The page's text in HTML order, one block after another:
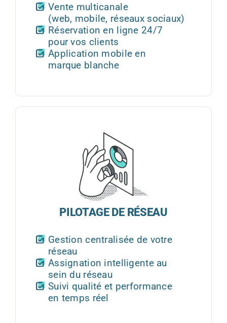
Vente multicanale
(web, mobile, réseaux sociaux)
Réservation en ligne 24/7
pour vos clients
Application mobile en
marque blanche
PILOTAGE DE RÉSEAU
Gestion centralisée de votre
réseau
Assignation intelligente au
sein du réseau
Suivi qualité et performance
en temps réel